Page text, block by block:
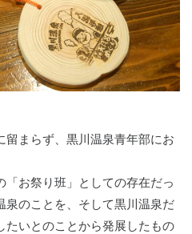
留まらず、黒川温泉青年部にお
「お祭り班」としての存在だっ
泉のことを、そして黒川温泉だ
たいとのことから発展したもの